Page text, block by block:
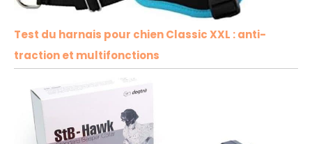
Test du harnais pour chien Classic XXL : anti-
traction et multifonctions